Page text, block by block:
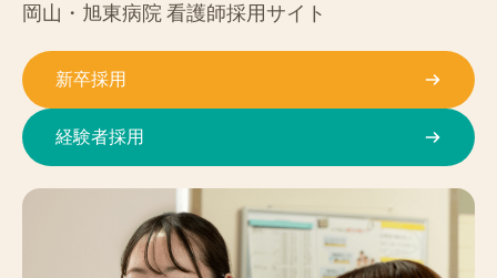
岡山・旭東病院 看護師採用サイト
新卒採用
経験者採用